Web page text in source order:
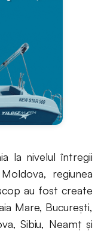
la nivelul întregii
regiunea
au fost create
Mare, București,
Sibiu, Neamț și